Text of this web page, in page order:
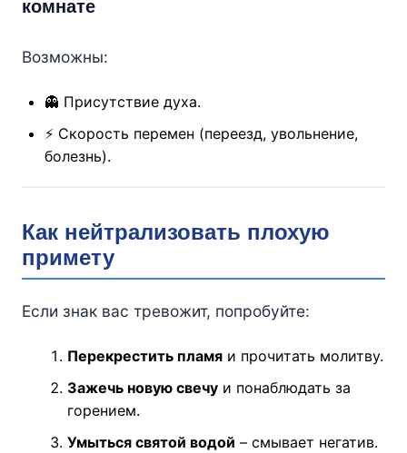
комнате
Возможны:
👻 Присутствие духа.
⚡ Скорость перемен (переезд, увольнение,
болезнь).
Как нейтрализовать плохую
примету
Если знак вас тревожит, попробуйте:
Перекрестить пламяи прочитать молитву.
Зажечь новую свечуи понаблюдать за
горением.
Умыться святой водой – смывает негатив.